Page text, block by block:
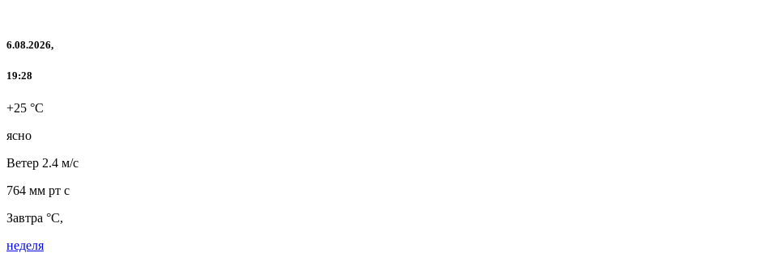
6.08.2026,
19:28
+25 °C
ясно
Ветер 2.4 м/с
764 мм рт с
Завтра °C,
неделя